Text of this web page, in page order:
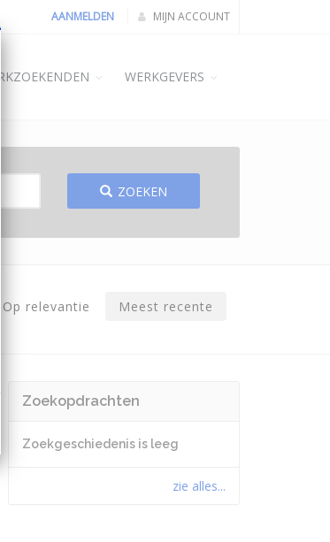
AANMELDEN MIJN ACCOUNT
WERKGEVERS
ZOEKEN
Op relevantie Meest recente
Zoekopdrachten
Zoekgeschiedenis is leeg
zie alles...